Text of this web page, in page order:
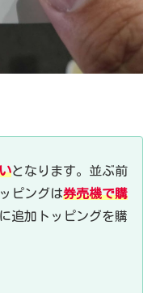
となります。並ぶ前
ピングは券売機で購
追加トッピングを購